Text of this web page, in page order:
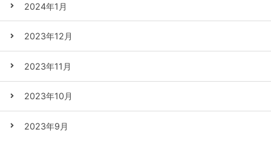
2024年1月
2023年12月
2023年11月
2023年10月
2023年9月